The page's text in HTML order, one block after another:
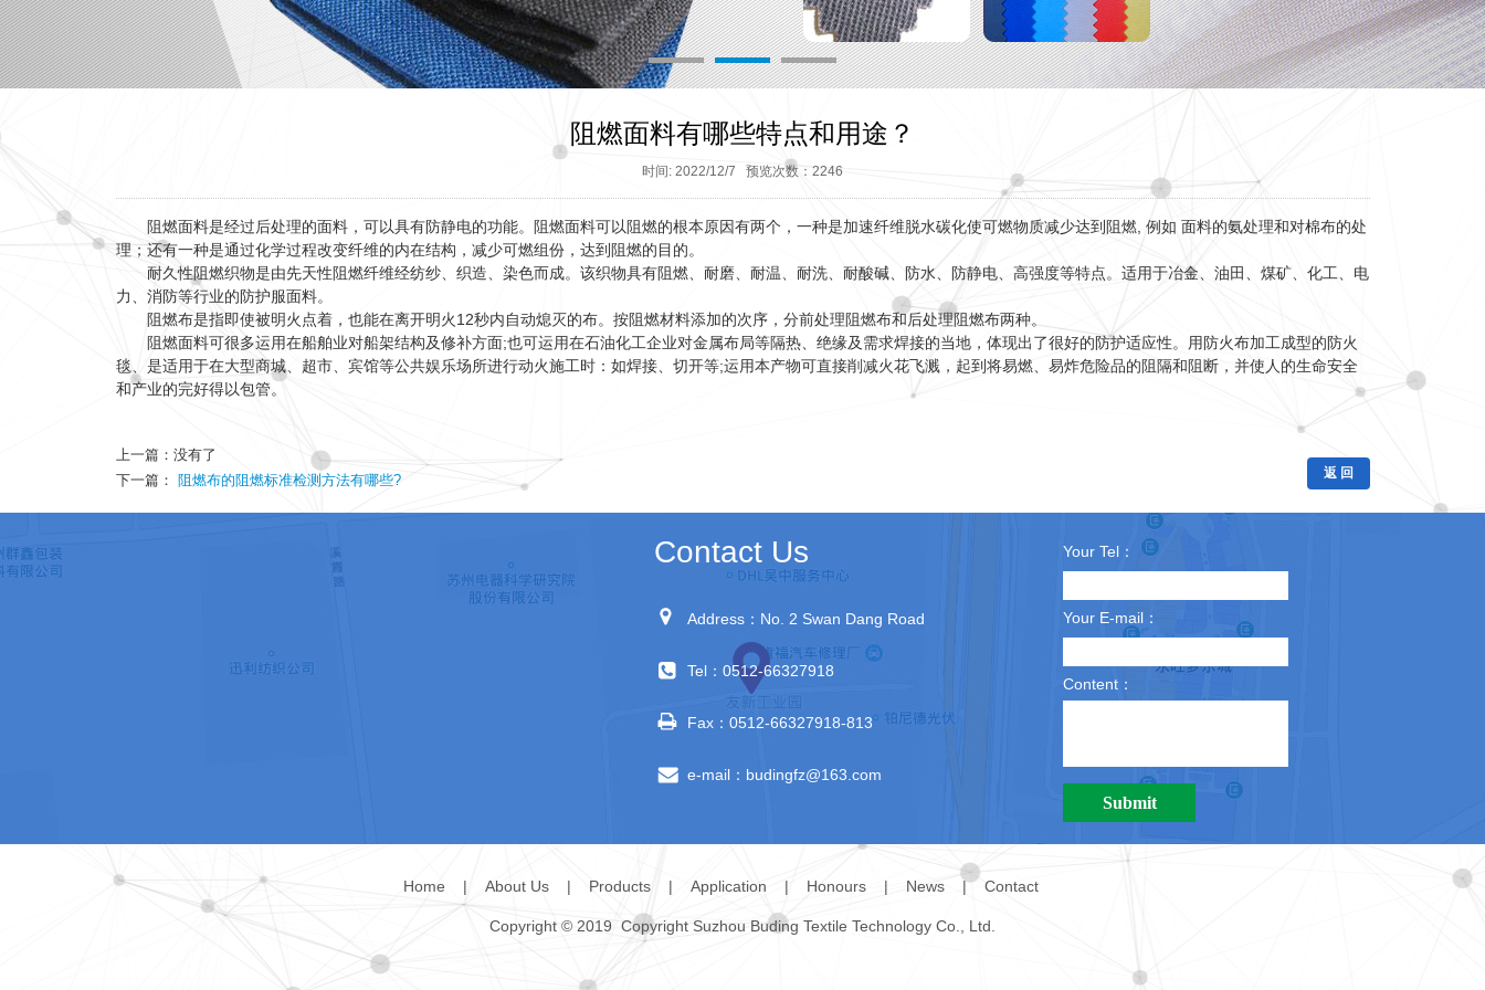
阻燃面料有哪些特点和用途？
时间: 2022/12/7 预览次数：2246
阻燃面料是经过后处理的面料，可以具有防静电的功能。阻燃面料可以阻燃的根本原因有两个，一种是加速纤维脱水碳化使可燃物质减少达到阻燃, 例如 面料的氨处理和对棉布的处
理；还有一种是通过化学过程改变纤维的内在结构，减少可燃组份，达到阻燃的目的。
耐久性阻燃织物是由先天性阻燃纤维经纺纱、织造、染色而成。该织物具有阻燃、耐磨、耐温、耐洗、耐酸碱、防水、防静电、高强度等特点。适用于冶金、油田、煤矿、化工、电
力、消防等行业的防护服面料。
阻燃布是指即使被明火点着，也能在离开明火12秒内自动熄灭的布。按阻燃材料添加的次序，分前处理阻燃布和后处理阻燃布两种。
阻燃面料可很多运用在船舶业对船架结构及修补方面;也可运用在石油化工企业对金属布局等隔热、绝缘及需求焊接的当地，体现出了很好的防护适应性。用防火布加工成型的防火
毯、是适用于在大型商城、超市、宾馆等公共娱乐场所进行动火施工时：如焊接、切开等;运用本产物可直接削减火花飞溅，起到将易燃、易炸危险品的阻隔和阻断，并使人的生命安全
和产业的完好得以包管。
上一篇：没有了
下一篇： 阻燃布的阻燃标准检测方法有哪些? 返 回
Contact Us
Address：No. 2 Swan Dang Road
Tel：0512-66327918
Fax：0512-66327918-813
e-mail：budingfz@163.com
Your Tel：
Your E-mail：
Content：
Home | About Us | Products | Application | Honours | News | Contact
Copyright © 2019 Copyright Suzhou Buding Textile Technology Co., Ltd.